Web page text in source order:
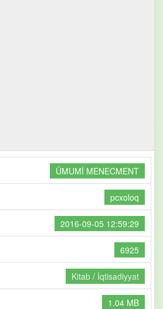
ÜMUMİ MENECMENT
pcxoloq
2016-09-05 12:59:29
6925
Kitab / İqtisadiyyat
1.04 MB